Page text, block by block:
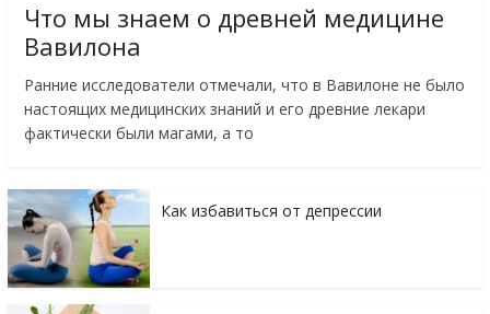
Что мы знаем о древней медицине
Вавилона
Ранние исследователи отмечали, что в Вавилоне не было
настоящих медицинских знаний и его древние лекари
фактически были магами, а то
Как избавиться от депрессии